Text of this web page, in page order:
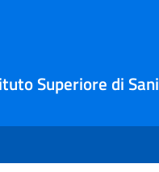
Superiore di